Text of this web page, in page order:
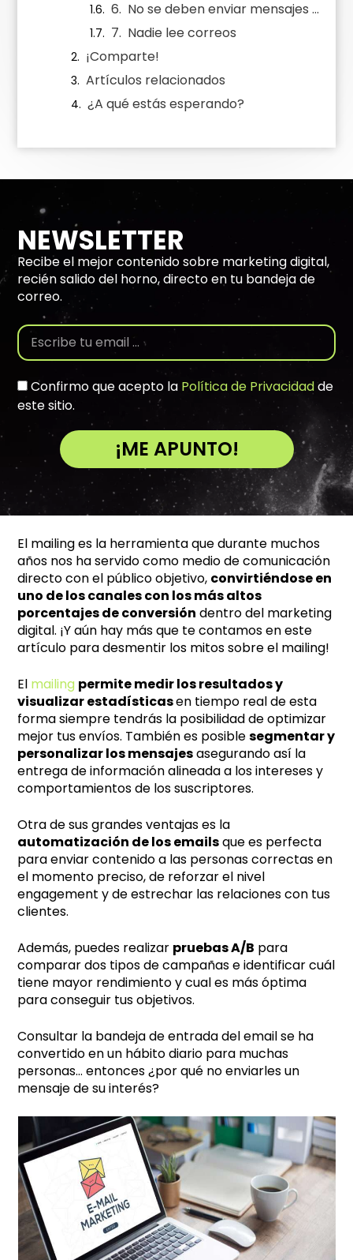
6. No se deben enviar mensajes repetidos
7. Nadie lee correos
¡Comparte!
Artículos relacionados
¿A qué estás esperando?
NEWSLETTER
Recibe el mejor contenido sobre marketing digital,
recién salido del horno, directo en tu bandeja de
correo.
Confirmo que acepto la Política de Privacidadde
este sitio.
¡ME APUNTO!
t
r
n
a
t
i
v
:
El mailing es la herramienta que durante muchos
años nos ha servido como medio de comunicación
directo con el público objetivo, convirtiéndose en
uno de los canales con los más altos
porcentajes de conversión dentro del marketing
digital. ¡Y aún hay más que te contamos en este
artículo para desmentir los mitos sobre el mailing!
El mailing permite medir los resultados y
visualizar estadísticasen tiempo real de esta
forma siempre tendrás la posibilidad de optimizar
mejor tus envíos. También es posiblesegmentar y
personalizar los mensajesasegurando así la
entrega de información alineada a los intereses y
comportamientos de los suscriptores.
Otra de sus grandes ventajas es la
automatización de los emailsque es perfecta
para enviar contenido a las personas correctas en
el momento preciso, de reforzar el nivel
engagement y de estrechar las relaciones con tus
clientes.
Además, puedes realizar pruebas A/B para
comparar dos tipos de campañas e identificar cuál
tiene mayor rendimiento y cual es más óptima
para conseguir tus objetivos.
Consultar la bandeja de entrada del email se ha
convertido en un hábito diario para muchas
personas… entonces ¿por qué no enviarles un
mensaje de su interés?